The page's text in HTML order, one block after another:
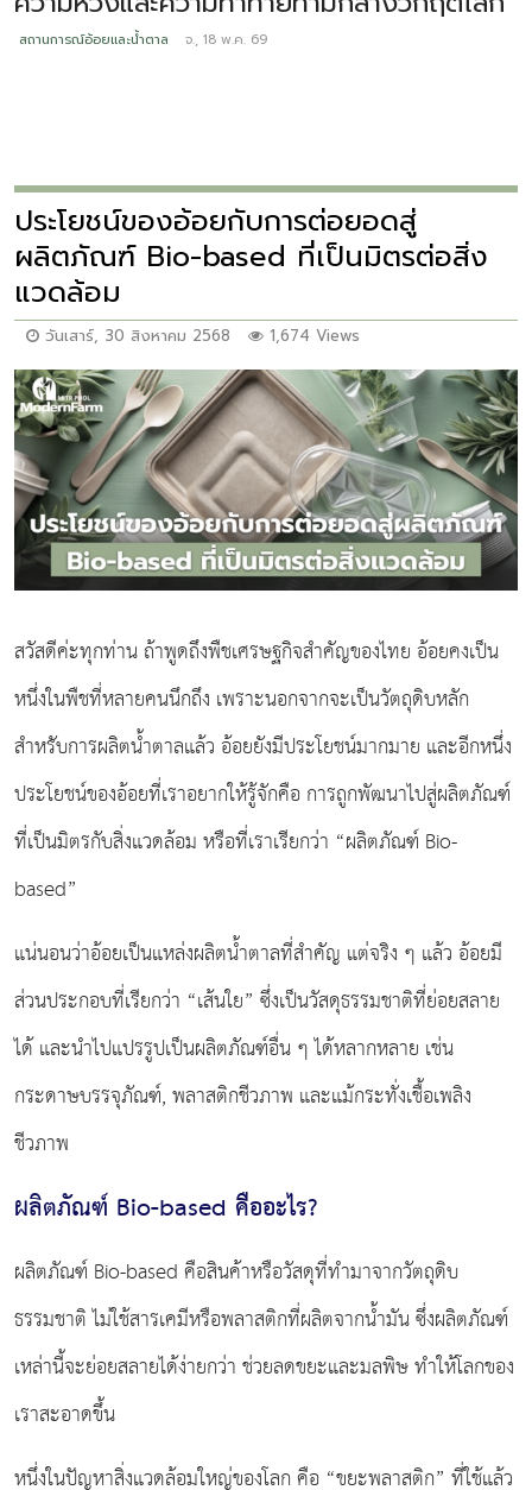
สถานการณ์อ้อยและน้ำตาล จ., 18 พ.ค. 69
ประโยชน์ของอ้อยกับการต่อยอดสู่
ผลิตภัณฑ์ Bio-based ที่เป็นมิตรต่อสิ่ง
แวดล้อม
วันเสาร์, 30 สิงหาคม 2568 1,674 Views
สวัสดีค่ะทุกท่าน ถ้าพูดถึงพืชเศรษฐกิจสำคัญของไทย อ้อยคงเป็น
หนึ่งในพืชที่หลายคนนึกถึง เพราะนอกจากจะเป็นวัตถุดิบหลัก
สำหรับการผลิตน้ำตาลแล้ว อ้อยยังมีประโยชน์มากมาย และอีกหนึ่ง
ประโยชน์ของอ้อยที่เราอยากให้รู้จักคือ การถูกพัฒนาไปสู่ผลิตภัณฑ์
ที่เป็นมิตรกับสิ่งแวดล้อม หรือที่เราเรียกว่า “ผลิตภัณฑ์ Bio-
based”
แน่นอนว่าอ้อยเป็นแหล่งผลิตน้ำตาลที่สำคัญ แต่จริง ๆ แล้ว อ้อยมี
ส่วนประกอบที่เรียกว่า “เส้นใย” ซึ่งเป็นวัสดุธรรมชาติที่ย่อยสลาย
ได้ และนำไปแปรรูปเป็นผลิตภัณฑ์อื่น ๆ ได้หลากหลาย เช่น
กระดาษบรรจุภัณฑ์, พลาสติกชีวภาพ และแม้กระทั่งเชื้อเพลิง
ชีวภาพ
ผลิตภัณฑ์ Bio-based คืออะไร?
ผลิตภัณฑ์ Bio-based คือสินค้าหรือวัสดุที่ทำมาจากวัตถุดิบ
ธรรมชาติ ไม่ใช้สารเคมีหรือพลาสติกที่ผลิตจากน้ำมัน ซึ่งผลิตภัณฑ์
เหล่านี้จะย่อยสลายได้ง่ายกว่า ช่วยลดขยะและมลพิษ ทำให้โลกของ
เราสะอาดขึ้น
หนึ่งในปัญหาสิ่งแวดล้อมใหญ่ของโลก คือ “ขยะพลาสติก” ที่ใช้แล้ว